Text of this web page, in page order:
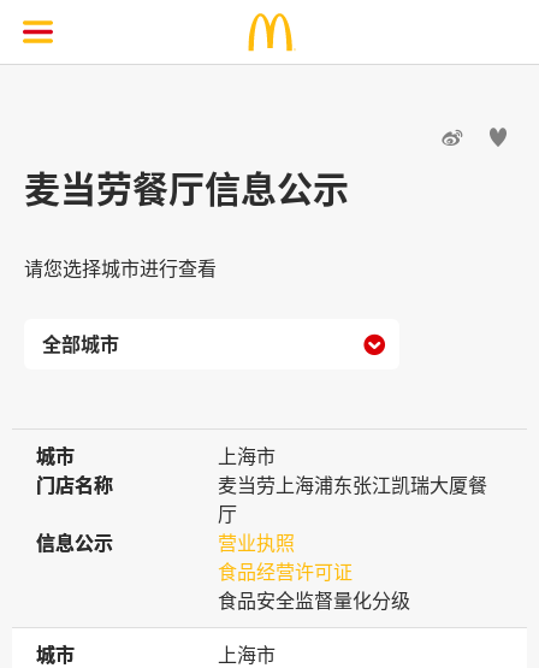
 
麦当劳餐厅信息公示
请您选择城市进行查看

城市
城市
上海市
门店名称
门店名称
麦当劳上海浦东张江凯瑞大厦餐
厅
信息公示
信息公示
营业执照
食品经营许可证
食品安全监督量化分级
城市
城市
上海市